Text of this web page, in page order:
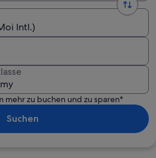
Intl.)
zu buchen und zu sparen*
Suchen